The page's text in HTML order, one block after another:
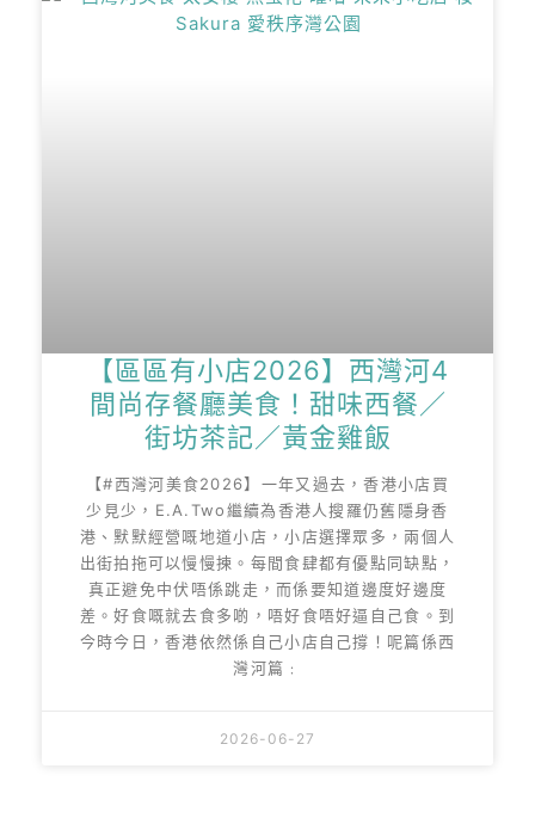
【區區有小店2026】西灣河4
間尚存餐廳美食！甜味西餐／
街坊茶記／黃金雞飯
【#西灣河美食2026】一年又過去，香港小店買
少見少，E.A.Two繼續為香港人搜羅仍舊隱身香
港、默默經營嘅地道小店，小店選擇眾多，兩個人
出街拍拖可以慢慢揀。每間食肆都有優點同缺點，
真正避免中伏唔係跳走，而係要知道邊度好邊度
差。好食嘅就去食多啲，唔好食唔好逼自己食。到
今時今日，香港依然係自己小店自己撐！呢篇係西
灣河篇﹕
2026-06-27